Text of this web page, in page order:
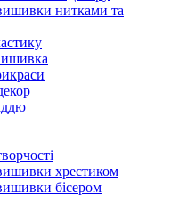
нитками та
хрестиком
бісером